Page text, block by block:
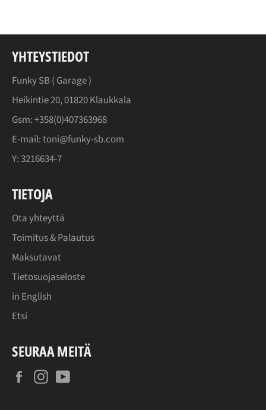
YHTEYSTIEDOT
Funky SB (Garage)
Heikintie 20, 01820 Klaukkala
Gsm: +358(0)407363968
E-mail: toni@funky-sb.com
Y: 3216634-7
TIETOJA
Ota yhteyttä
Toimitus & Palautus
Maksutavat
Tietosuojaseloste
in English
Etsi
SEURAA MEITÄ
FacebookInstagram